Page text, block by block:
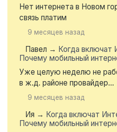
Нет интернета в Новом
связь платим
9 месяцев назад
Павел → Когда включат
Почему мобильный
Уже целую неделю не
в ж.д. районе провайдер...
9 месяцев назад
Ия → Когда включат
Почему мобильный